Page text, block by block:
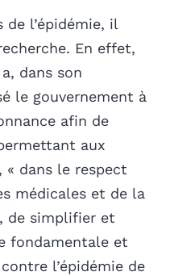
de l’épidémie, il
En effet,
dans son
le gouvernement à
afin de
aux
dans le respect
médicales et de la
de simplifier et
fondamentale et
l’épidémie de